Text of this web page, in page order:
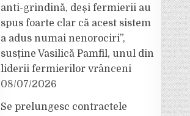
anti-grindină, deși fermierii au
spus foarte clar că acest sistem
a adus numai nenorociri”,
susține Vasilică Pamfil, unul din
liderii fermierilor vrânceni
08/07/2026
Se prelungesc contractele